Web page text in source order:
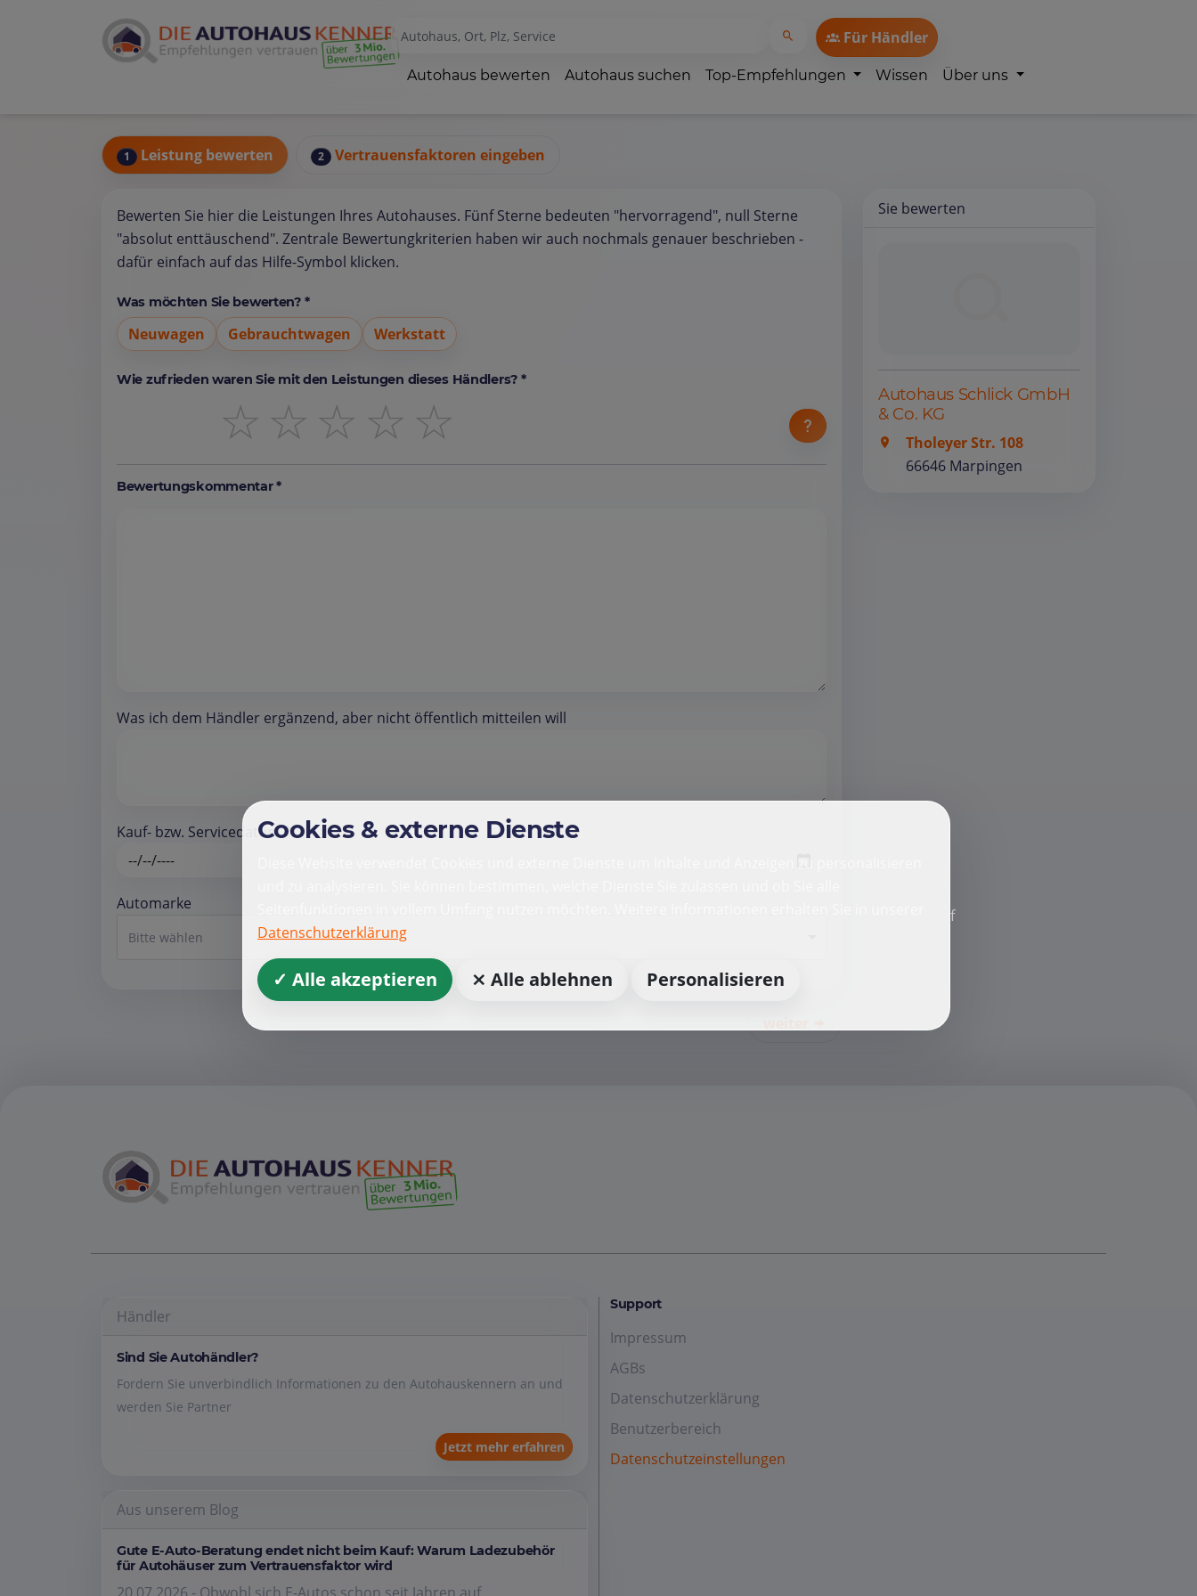
Für Händler
Autohaus bewerten Autohaus suchen Top-Empfehlungen Wissen Über uns
Sie bewerten
Autohaus Schlick GmbH
& Co. KG
Tholeyer Str. 108
66646 Marpingen
1 Leistung bewerten 2 Vertrauensfaktoren eingeben
Bewerten Sie hier die Leistungen Ihres Autohauses. Fünf Sterne bedeuten "hervorragend", null Sterne
"absolut enttäuschend". Zentrale Bewertungkriterien haben wir auch nochmals genauer beschrieben -
dafür einfach auf das Hilfe-Symbol klicken.
Was möchten Sie bewerten? *
Neuwagen Gebrauchtwagen Werkstatt
Wie zufrieden waren Sie mit den Leistungen dieses Händlers? *
☆
☆
☆
☆
☆
Bewertungskommentar *
Was ich dem Händler ergänzend, aber nicht öffentlich mitteilen will
Kauf- bzw. Servicedatum *
Automarke
Bitte wählen
Händler
Sind Sie Autohändler?
Fordern Sie unverbindlich Informationen zu den Autohauskennern an und
werden Sie Partner
Jetzt mehr erfahren
Aus unserem Blog
Gute E-Auto-Beratung endet nicht beim Kauf: Warum Ladezubehör
für Autohäuser zum Vertrauensfaktor wird
Support
Impressum
AGBs
Datenschutzerklärung
Benutzerbereich
Datenschutzeinstellungen
Cookies & externe Dienste
Diese Website verwendet Cookies und externe Dienste um Inhalte und Anzeigen zu personalisieren
Datenschutzerklärung
✓ Alle akzeptieren ⨯ Alle ablehnen Personalisieren
f